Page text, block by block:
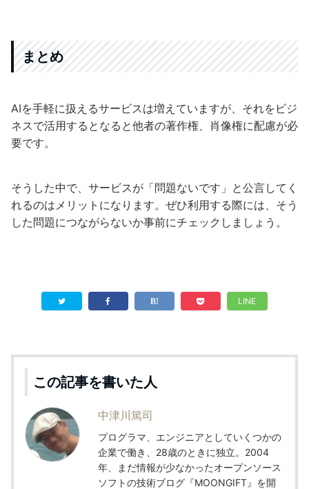
まとめ
AIを手軽に扱えるサービスは増えていますが、それをビジ
ネスで活用するとなると他者の著作権、肖像権に配慮が必
要です。
そうした中で、サービスが「問題ないです」と公言してく
れるのはメリットになります。ぜひ利用する際には、そう
した問題につながらないか事前にチェックしましょう。
LINE
この記事を書いた人
中津川篤司
プログラマ、エンジニアとしていくつかの
企業で働き、28歳のときに独立。2004
年、まだ情報が少なかったオープンソース
ソフトの技術ブログ『MOONGIFT』を開